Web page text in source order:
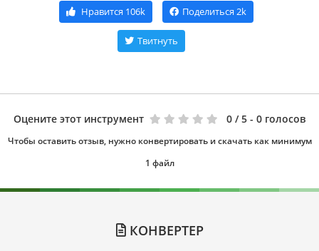
Нравится 106k Поделиться 2k
Твитнуть
Оцените этот инструмент 0 / 5 - 0 голосов
Чтобы оставить отзыв, нужно конвертировать и скачать как минимум
1 файл
КОНВЕРТЕР